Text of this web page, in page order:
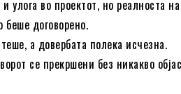
улога во проектот, но реалноста
беше договорено.
а довербата полека исчезна.
се прекршени без никакво